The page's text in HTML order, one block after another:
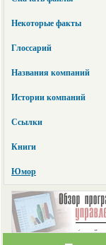
Некоторые факты
Глоссарий
Названия компаний
Истории компаний
Ссылки
Книги
Юмор